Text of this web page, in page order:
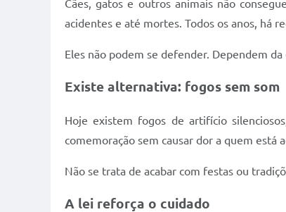
Cães, gatos e outros animais não
acidentes e até mortes. Todos os anos, há
Eles não podem se defender. Dependem da
Existe alternativa: fogos sem som
Hoje existem fogos de artifício
comemoração sem causar dor a quem está
Não se trata de acabar com festas ou
A lei reforça o cuidado